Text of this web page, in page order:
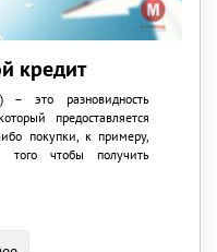
кредит
– это разновидность
предоставляется
покупки, к примеру,
того чтобы получить